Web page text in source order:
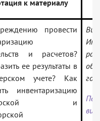
к материалу
провести
и расчетов?
ее результаты в
учете? Как
инвентаризацию
и